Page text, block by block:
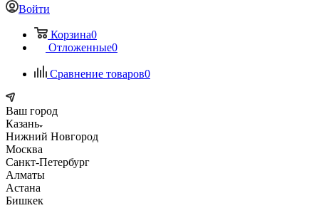
Войти
Корзина0
Отложенные0
Сравнение товаров0
Ваш город
Казань
Нижний Новгород
Москва
Санкт-Петербург
Алматы
Астана
Бишкек